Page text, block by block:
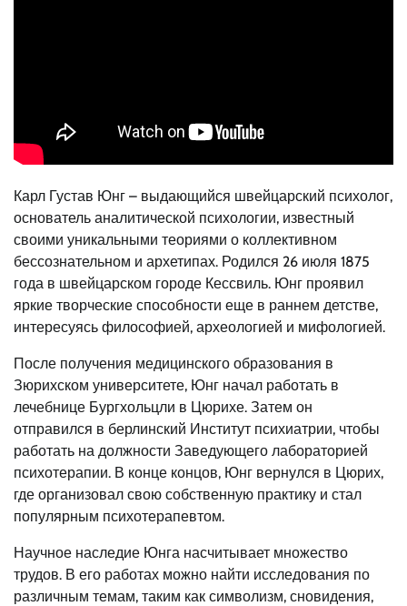
Карл Густав Юнг – выдающийся швейцарский психолог,
основатель аналитической психологии, известный
своими уникальными теориями о коллективном
бессознательном и архетипах. Родился 26 июля 1875
года в швейцарском городе Кессвиль. Юнг проявил
яркие творческие способности еще в раннем детстве,
интересуясь философией, археологией и мифологией.
После получения медицинского образования в
Зюрихском университете, Юнг начал работать в
лечебнице Бургхольцли в Цюрихе. Затем он
отправился в берлинский Институт психиатрии, чтобы
работать на должности Заведующего лабораторией
психотерапии. В конце концов, Юнг вернулся в Цюрих,
где организовал свою собственную практику и стал
популярным психотерапевтом.
Научное наследие Юнга насчитывает множество
трудов. В его работах можно найти исследования по
различным темам, таким как символизм, сновидения,